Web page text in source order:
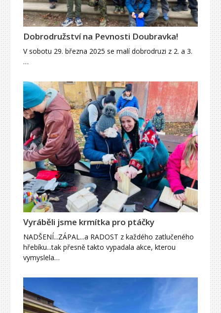
Dobrodružství na Pevnosti Doubravka!
V sobotu 29. března 2025 se malí dobrodruzi z 2. a 3.
…
Vyráběli jsme krmítka pro ptáčky
NADŠENÍ...ZÁPAL...a RADOST z každého zatlučeného
hřebíku...tak přesně takto vypadala akce, kterou
vymyslela…